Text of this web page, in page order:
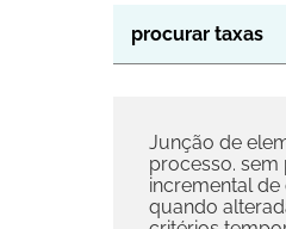
Junção de
processo.
incremental de
quando